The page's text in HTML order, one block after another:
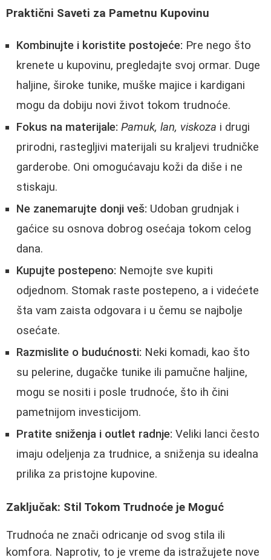
Praktični Saveti za Pametnu Kupovinu
Kombinujte i koristite postojeće: Pre nego što
krenete u kupovinu, pregledajte svoj ormar. Duge
haljine, široke tunike, muške majice i kardigani
mogu da dobiju novi život tokom trudnoće.
Fokus na materijale: Pamuk, lan, viskoza i drugi
prirodni, rastegljivi materijali su kraljevi trudničke
garderobe. Oni omogućavaju koži da diše i ne
stiskaju.
Ne zanemarujte donji veš: Udoban grudnjak i
gaćice su osnova dobrog osećaja tokom celog
dana.
Kupujte postepeno: Nemojte sve kupiti
odjednom. Stomak raste postepeno, a i videćete
šta vam zaista odgovara i u čemu se najbolje
osećate.
Razmislite o budućnosti: Neki komadi, kao što
su pelerine, dugačke tunike ili pamučne haljine,
mogu se nositi i posle trudnoće, što ih čini
pametnijom investicijom.
Pratite sniženja i outlet radnje: Veliki lanci često
imaju odeljenja za trudnice, a sniženja su idealna
prilika za pristojne kupovine.
Zaključak: Stil Tokom Trudnoće je Moguć
Trudnoća ne znači odricanje od svog stila ili
komfora. Naprotiv, to je vreme da istražujete nove